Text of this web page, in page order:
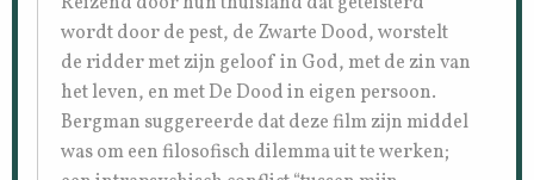
wordt door de pest, de Zwarte Dood, worstelt
de ridder met zijn geloof in God, met de zin van
het leven, en met De Dood in eigen persoon.
Bergman suggereerde dat deze film zijn middel
was om een filosofisch dilemma uit te werken;